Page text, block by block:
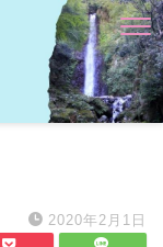
2020年2月1日